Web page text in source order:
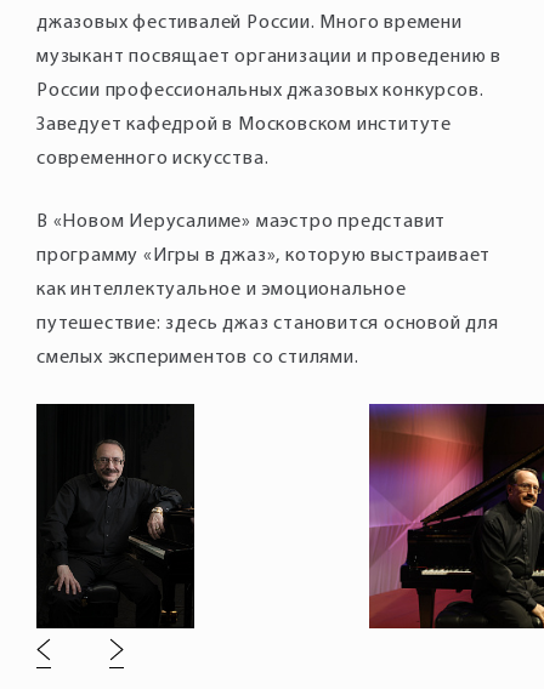
джазовых фестивалей России. Много времени
музыкант посвящает организации и проведению в
России профессиональных джазовых конкурсов.
Заведует кафедрой в Московском институте
В «Новом Иерусалиме» маэстро представит
программу «Игры в джаз», которую выстраивает
как интеллектуальное и эмоциональное
путешествие: здесь джаз становится основой для
смелых экспериментов со стилями.